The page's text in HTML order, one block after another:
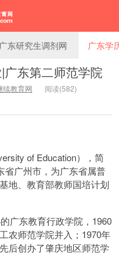
网
广东研究生调剂网 广东学
东第二师范学院
续教育网
阅读(582)
of Education），简
省广州市，为广东省属普
地、教育部教师国培计划
广东教育行政学院，1960
农师范学院并入；1970年
后创办了肇庆地区师范学